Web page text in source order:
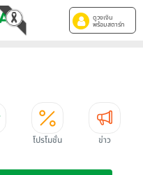
ดูวงเงิน
พร้อมสตาร์ท
โปรโมชั่น ข่าว